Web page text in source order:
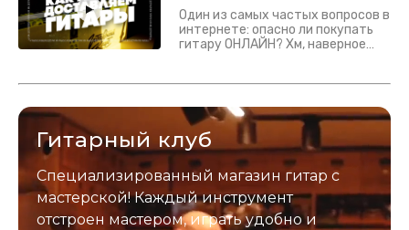
Один из самых частых вопросов в
интернете: опасно ли покупать
гитару ОНЛАЙН? Хм, наверное
застрахован. Случись что -
Гитарный клуб
Специализированный магазин гитар с
мастерской! Каждый инструмент
отстроен мастером, играть удобно и